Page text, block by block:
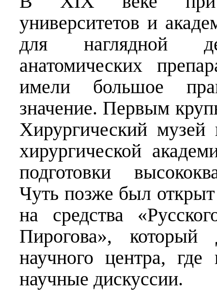
университетов и
для наглядной
анатомических
имели большое
значение. Первым
Хирургический
хирургической
подготовки
Чуть позже был
на средства
Пирогова»,
научного центра,
научные дискуссии.